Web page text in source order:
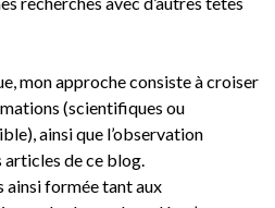
mon approche consiste à croiser
(scientifiques ou
ainsi que l’observation
de ce blog.
ainsi formée tant aux